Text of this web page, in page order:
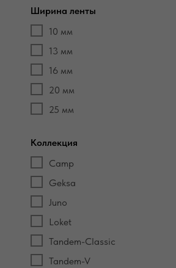
Ширина ленты
10 мм
13 мм
16 мм
20 мм
25 мм
Коллекция
Camp
Geksa
Juno
Loket
Tandem-Classic
Tandem-V